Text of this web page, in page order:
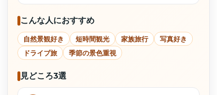
こんな人におすすめ
自然景観好き 短時間観光 家族旅行
写真好き
ドライブ旅
季節の景色重視
見どころ3選